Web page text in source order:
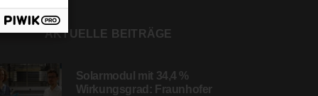
AKTUELLE BEITRÄGE
Solarmodul mit 34,4 %
Wirkungsgrad: Fraunhofer